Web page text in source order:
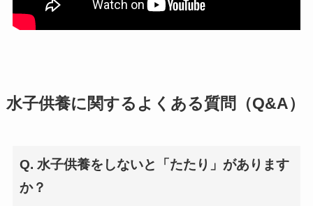
水子供養に関するよくある質問（Q&A）
Q. 水子供養をしないと「たたり」があります
か？